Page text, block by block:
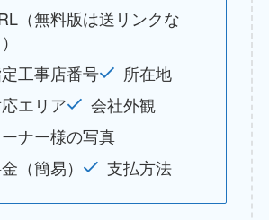
（無料版は送リンクな
工事店番号
所在地
エリア
会社外観
ナー様の写真
（簡易）
支払方法